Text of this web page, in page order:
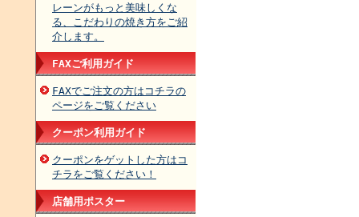
レーンがもっと美味しくな
る、こだわりの焼き方をご紹
介します。
FAXご利用ガイド
FAXでご注文の方はコチラの
ページをご覧ください
クーポン利用ガイド
クーポンをゲットした方はコ
チラをご覧ください！
店舗用ポスター